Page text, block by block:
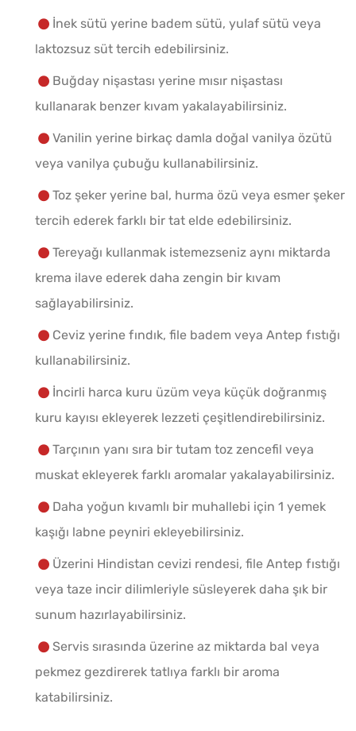
İnek sütü yerine badem sütü, yulaf sütü veya
laktozsuz süt tercih edebilirsiniz.
Buğday nişastası yerine mısır nişastası
kullanarak benzer kıvam yakalayabilirsiniz.
Vanilin yerine birkaç damla doğal vanilya özütü
veya vanilya çubuğu kullanabilirsiniz.
Toz şeker yerine bal, hurma özü veya esmer şeker
tercih ederek farklı bir tat elde edebilirsiniz.
Tereyağı kullanmak istemezseniz aynı miktarda
krema ilave ederek daha zengin bir kıvam
sağlayabilirsiniz.
Ceviz yerine fındık, file badem veya Antep fıstığı
kullanabilirsiniz.
İncirli harca kuru üzüm veya küçük doğranmış
kuru kayısı ekleyerek lezzeti çeşitlendirebilirsiniz.
Tarçının yanı sıra bir tutam toz zencefil veya
muskat ekleyerek farklı aromalar yakalayabilirsiniz.
Daha yoğun kıvamlı bir muhallebi için 1 yemek
kaşığı labne peyniri ekleyebilirsiniz.
Üzerini Hindistan cevizi rendesi, file Antep fıstığı
veya taze incir dilimleriyle süsleyerek daha şık bir
sunum hazırlayabilirsiniz.
Servis sırasında üzerine az miktarda bal veya
pekmez gezdirerek tatlıya farklı bir aroma
katabilirsiniz.